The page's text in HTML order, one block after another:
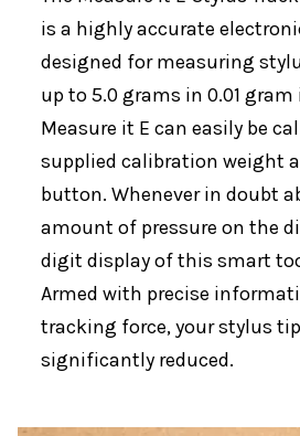
is a highly accurate
designed for measuring
up to 5.0 grams in 0.01
Measure it E can easily be
supplied calibration weight
button. Whenever in doubt
amount of pressure on the
digit display of this smart
Armed with precise
tracking force, your stylus
significantly reduced.